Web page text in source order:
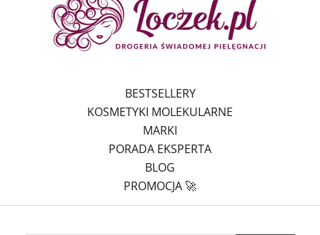
BESTSELLERY
KOSMETYKI MOLEKULARNE
MARKI
PORADA EKSPERTA
BLOG
PROMOCJA 🚀